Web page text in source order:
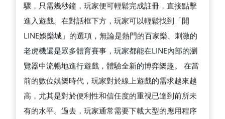
驟，只需幾秒鐘，玩家便可輕鬆完成註冊，直接點擊
進入遊戲。在對話框下方，玩家可以輕鬆找到「開
LINE娛樂城」的選項，無論是熱門的百家樂、刺激的
老虎機還是眾多體育賽事，玩家都能在LINE內部的瀏
覽器中流暢地進行遊戲，體驗全新的博弈樂趣。 在當
前的數位娛樂時代，玩家對於線上遊戲的需求越來越
高，尤其是對於便利性和信任度的重視已達到前所未
有的水平。過去，玩家通常需要下載大型的應用程序